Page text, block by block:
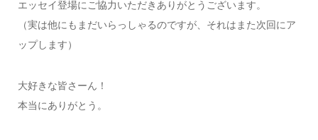
エッセイ登場にご協力いただきありがとうございます。
（実は他にもまだいらっしゃるのですが、それはまた次回にア
ップします）
大好きな皆さーん！
本当にありがとう。